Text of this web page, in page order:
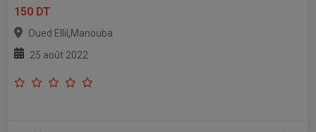
150 DT
Oued Ellil ,Manouba
25 août 2022